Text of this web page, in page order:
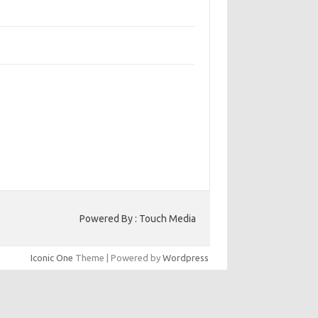
Powered By : Touch Media
Iconic One Theme | Powered by Wordpress